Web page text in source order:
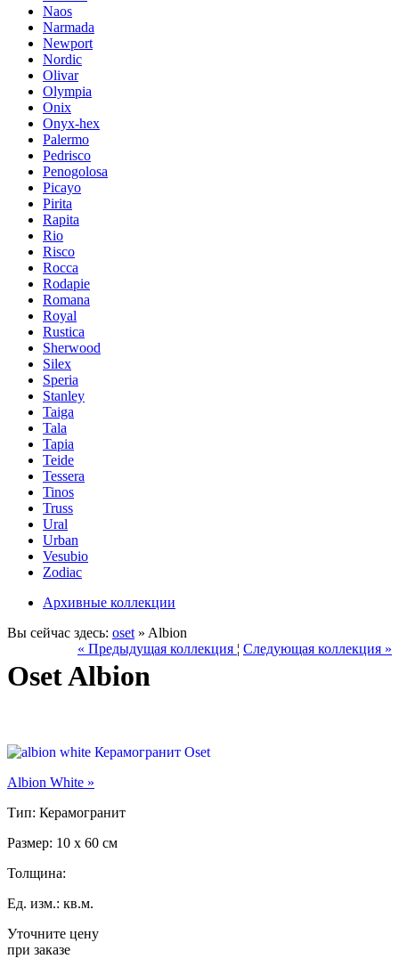
Naos
Narmada
Newport
Nordic
Olivar
Olympia
Onix
Onyx-hex
Palermo
Pedrisco
Penogolosa
Picayo
Pirita
Rapita
Rio
Risco
Rocca
Rodapie
Romana
Royal
Rustica
Sherwood
Silex
Speria
Stanley
Taiga
Tala
Tapia
Teide
Tessera
Tinos
Truss
Ural
Urban
Vesubio
Zodiac
Архивные коллекции
Вы сейчас здесь: oset » Albion
« Предыдущая коллекция ¦ Следующая коллекция »
Oset Albion
Albion White »
Тип: Керамогранит
Размер: 10 x 60 см
Толщина:
Ед. изм.: кв.м.
Уточните цену
при заказе